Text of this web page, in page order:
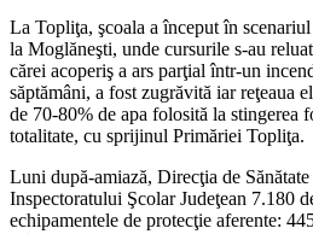
La Topliţa, şcoala a început în
la Moglăneşti, unde cursurile s-au
cărei acoperiş a ars parţial într-un
săptămâni, a fost zugrăvită iar reţeaua
de 70-80% de apa folosită la stingerea
totalitate, cu sprijinul Primăriei Topliţa.
Luni după-amiază, Direcţia de
Inspectoratului Şcolar Judeţean 7.180
echipamentele de protecţie aferente: